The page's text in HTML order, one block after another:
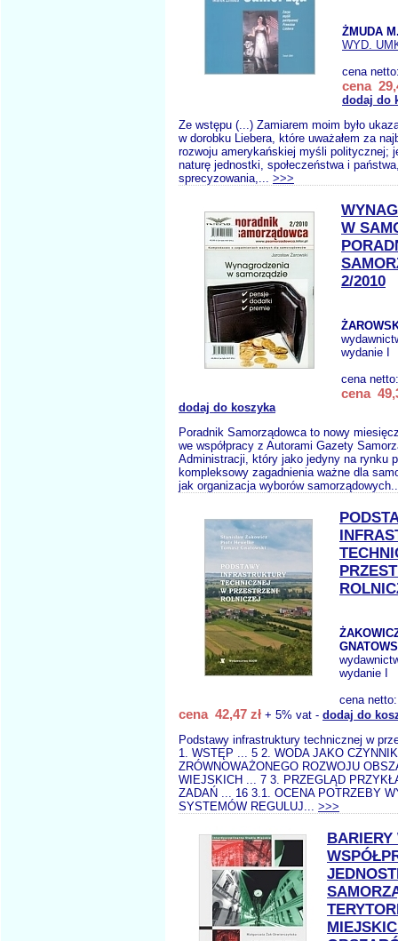
ŻMUDA
WYD.
cena
cena
dodaj do
Ze wstępu (...) Zamiarem moim było
w dorobku Liebera, które uważałem za
rozwoju amerykańskiej myśli politycznej;
naturę jednostki, społeczeństwa i
sprecyzowania,... >>>
W
2/2010
wydanie I
cena
cena
dodaj do koszyka
Poradnik Samorządowca to nowy
we współpracy z Autorami Gazety
Administracji, który jako jedyny na rynku
kompleksowy zagadnienia ważne dla
jak organizacja wyborów
wydanie I
cena
cena 42,47 zł + 5% vat - dodaj do
Podstawy infrastruktury technicznej w
1. WSTĘP ... 5 2. WODA JAKO CZYNNIK
ZRÓWNOWAŻONEGO ROZWOJU
WIEJSKICH ... 7 3. PRZEGLĄD
ZADAŃ ... 16 3.1. OCENA POTRZEBY
SYSTEMÓW REGULUJ... >>>
BARIERY